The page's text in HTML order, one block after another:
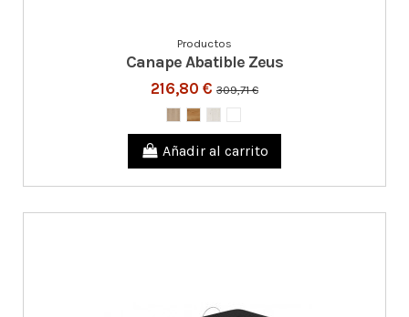
Productos
Canape Abatible Zeus
216,80 € 309,71 €
Añadir al carrito